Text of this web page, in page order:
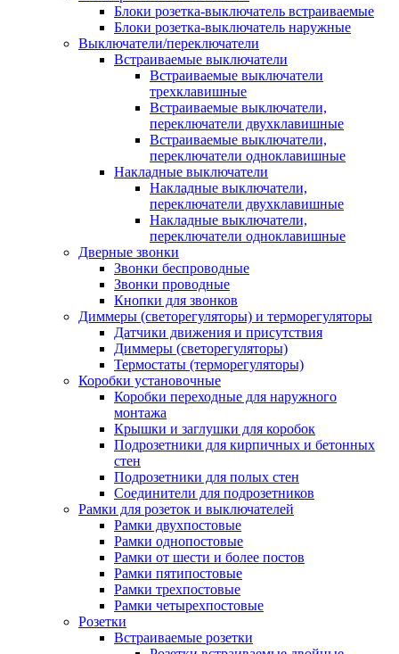
Блоки розетка-выключатель встраиваемые
Блоки розетка-выключатель наружные
Выключатели/переключатели
Встраиваемые выключатели
Встраиваемые выключатели
трехклавишные
Встраиваемые выключатели,
переключатели двухклавишные
Встраиваемые выключатели,
переключатели одноклавишные
Накладные выключатели
Накладные выключатели,
переключатели двухклавишные
Накладные выключатели,
переключатели одноклавишные
Дверные звонки
Звонки беспроводные
Звонки проводные
Кнопки для звонков
Диммеры (светорегуляторы) и терморегуляторы
Датчики движения и присутствия
Диммеры (светорегуляторы)
Термостаты (терморегуляторы)
Коробки установочные
Коробки переходные для наружного
монтажа
Крышки и заглушки для коробок
Подрозетники для кирпичных и бетонных
стен
Подрозетники для полых стен
Соединители для подрозетников
Рамки для розеток и выключателей
Рамки двухпостовые
Рамки однопостовые
Рамки от шести и более постов
Рамки пятипостовые
Рамки трехпостовые
Рамки четырехпостовые
Розетки
Встраиваемые розетки